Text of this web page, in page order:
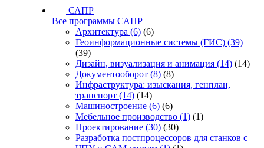
САПР
Все программы САПР
Архитектура (6) (6)
Геоинформационные системы (ГИС) (39)
(39)
Дизайн, визуализация и анимация (14) (14)
Документооборот (8) (8)
Инфраструктура: изыскания, генплан,
транспорт (14) (14)
Машиностроение (6) (6)
Мебельное производство (1) (1)
Проектирование (30) (30)
Разработка постпроцессоров для станков с